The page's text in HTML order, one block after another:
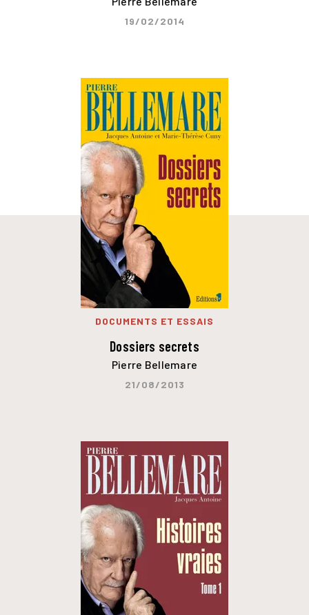
19/02/2014
DOCUMENTS ET ESSAIS
Dossiers secrets
Pierre Bellemare
21/08/2013